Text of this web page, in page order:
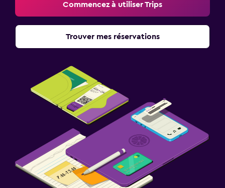
Commencez à utiliser Trips
Trouver mes réservations